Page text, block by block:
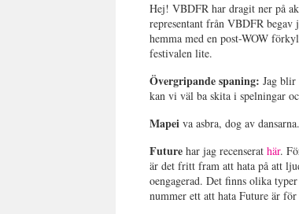
Hej! VBDFR har dragit ner på
representant från VBDFR
hemma med en post-WOW
festivalen lite.
Övergripande spaning: Jag blir
kan vi väl ba skita i spelningar
Mapei va asbra, dog av dansarna.
Futurehar jag recenserathär.
är det fritt fram att hata på att
oengagerad. Det finns olika
nummer ett att hata Future är